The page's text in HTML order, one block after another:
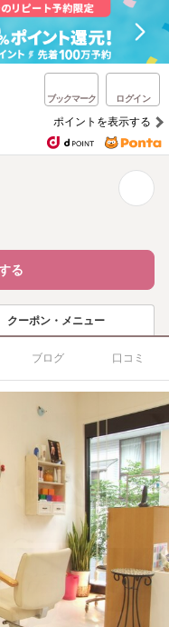
ブックマーク ログイン
ポイントを表示する
る
クーポン・メニュー
ブログ 口コミ